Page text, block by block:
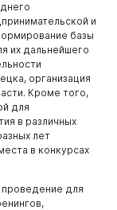
и
базы
их дальнейшего
организация
Кроме того,
для
в различных
лет
в конкурсах
для